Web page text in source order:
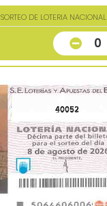
SORTEO DE LOTERIA NACIONAL
0
40052